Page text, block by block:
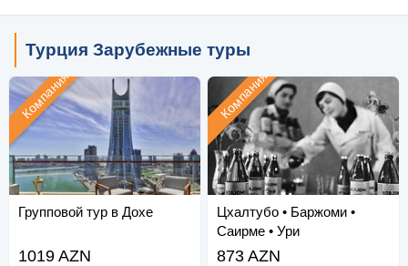
Турция Зарубежные туры
Групповой тур в Дохе
Компания
1019 AZN
Цхалтубо • Баржоми •
Саирме • Ури
Компания
873 AZN